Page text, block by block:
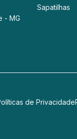
- MG
Sapatilhas
de Privacidade